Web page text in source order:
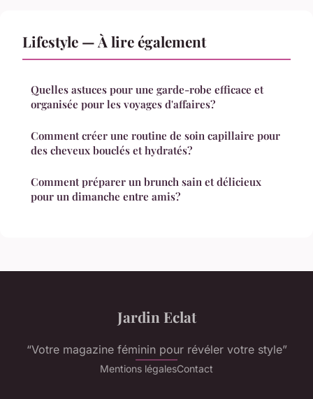
Lifestyle — À lire également
Quelles astuces pour une garde-robe efficace et
organisée pour les voyages d'affaires?
Comment créer une routine de soin capillaire pour
des cheveux bouclés et hydratés?
Comment préparer un brunch sain et délicieux
pour un dimanche entre amis?
Jardin Eclat
“Votre magazine féminin pour révéler votre style”
Mentions légalesContact